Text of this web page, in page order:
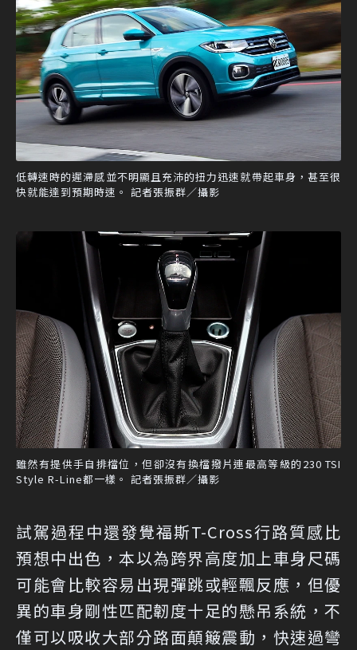
低轉速時的遲滯感並不明顯且充沛的扭力迅速就帶起車身，甚至很
快就能達到預期時速。 記者張振群／攝影
雖然有提供手自排檔位，但卻沒有換檔撥片連最高等級的230 TSI
Style R-Line都一樣。 記者張振群／攝影
試駕過程中還發覺福斯T-Cross行路質感比
預想中出色，本以為跨界高度加上車身尺碼
可能會比較容易出現彈跳或輕飄反應，但優
異的車身剛性匹配韌度十足的懸吊系統，不
僅可以吸收大部分路面顛簸震動，快速過彎